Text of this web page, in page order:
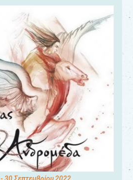
- 30 Σεπτεμβρίου 2022